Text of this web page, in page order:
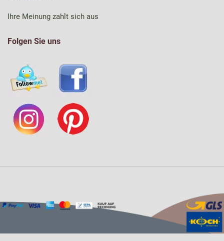
Ihre Meinung zahlt sich aus
Folgen Sie uns